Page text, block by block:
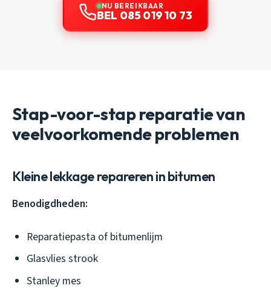
NU BEREIKBAAR
BEL 085 019 10 73
Stap-voor-stap reparatie van
veelvoorkomende problemen
Kleine lekkage repareren in bitumen
Benodigdheden:
Reparatiepasta of bitumenlijm
Glasvlies strook
Stanley mes